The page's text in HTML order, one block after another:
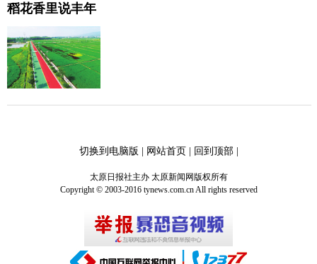
稻花香里说丰年
切换到电脑版 网站首页 回到顶部|
太原日报社主办 太原新闻网版权所有
Copyright © 2003-2016 tynews.com.cn All rights reserved